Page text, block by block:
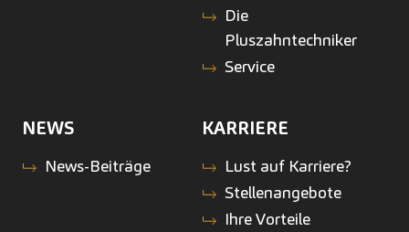
Die
Pluszahntechniker
Service
NEWS
News-Beiträge
KARRIERE
Lust auf Karriere?
Stellenangebote
Ihre Vorteile